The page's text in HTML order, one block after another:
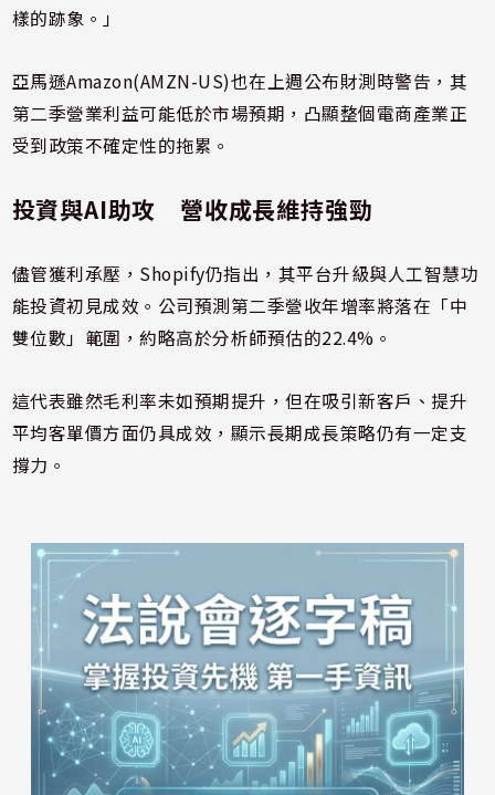
樣的跡象。」
亞馬遜Amazon(AMZN-US)也在上週公布財測時警告，其
第二季營業利益可能低於市場預期，凸顯整個電商產業正
受到政策不確定性的拖累。
投資與AI助攻 營收成長維持強勁
儘管獲利承壓，Shopify仍指出，其平台升級與人工智慧功
能投資初見成效。公司預測第二季營收年增率將落在「中
雙位數」範圍，約略高於分析師預估的22.4%。
這代表雖然毛利率未如預期提升，但在吸引新客戶、提升
平均客單價方面仍具成效，顯示長期成長策略仍有一定支
撐力。